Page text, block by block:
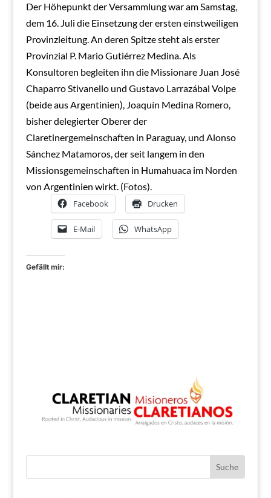
Der Höhepunkt der Versammlung war am Samstag,
dem 16. Juli die Einsetzung der ersten einstweiligen
Provinzleitung. An deren Spitze steht als erster
Provinzial P. Mario Gutiérrez Medina. Als
Konsultoren begleiten ihn die Missionare Juan José
Chaparro Stivanello und Gustavo Larrazábal Volpe
(beide aus Argentinien), Joaquín Medina Romero,
bisher delegierter Oberer der
Claretinergemeinschaften in Paraguay, und Alonso
Sánchez Matamoros, der seit langem in den
Missionsgemeinschaften in Humahuaca im Norden
von Argentinien wirkt. (Fotos).
Facebook Drucken
E-Mail WhatsApp
Gefällt mir: